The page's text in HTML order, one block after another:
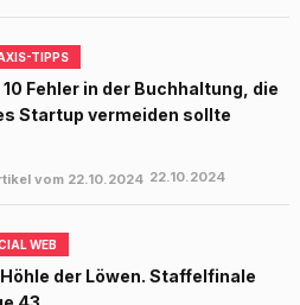
TIPPS
10 Fehler in der Buchhaltung, die
Startup vermeiden sollte
22.10.2024
WEB
der Löwen. Staffelfinale